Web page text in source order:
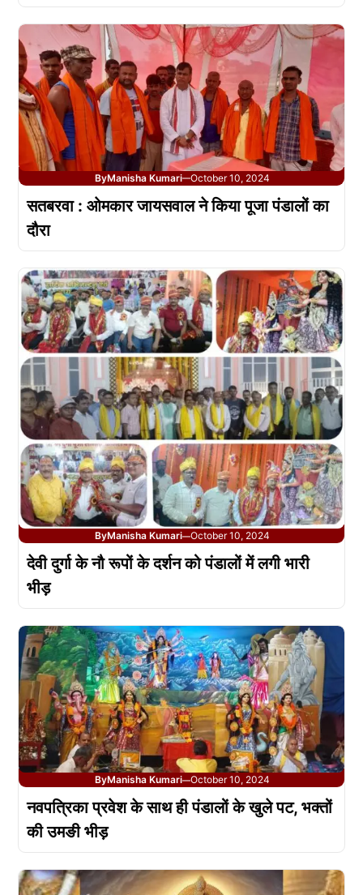
ByManisha Kumari—October 10, 2024
सतबरवा : ओमकार जायसवाल ने किया पूजा पंडालों का
दौरा
ByManisha Kumari—October 10, 2024
देवी दुर्गा के नौ रूपों के दर्शन को पंडालों में लगी भारी
भीड़
ByManisha Kumari—October 10, 2024
नवपत्रिका प्रवेश के साथ ही पंडालों के खुले पट, भक्तों
की उमङी भीड़